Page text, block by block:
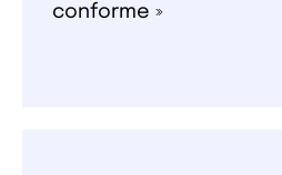
conforme »